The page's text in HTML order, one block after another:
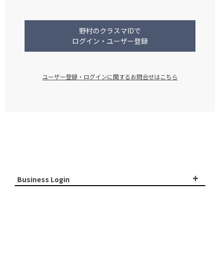
野村のクラスマIDで
ログイン・ユーザー登録
ユーザー登録・ログインに関するお問合せはこちら
Business Login +